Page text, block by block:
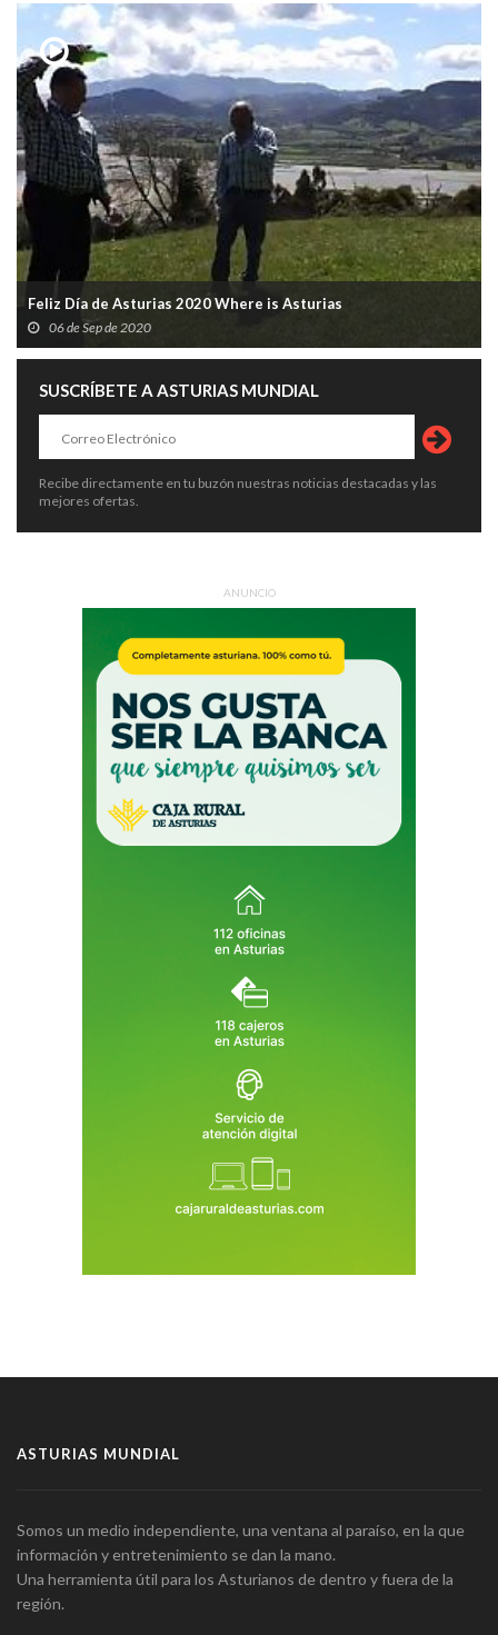
Feliz Día de Asturias 2020 Where is Asturias
06 de Sep de 2020
SUSCRÍBETE A ASTURIAS MUNDIAL
Recibe directamente en tu buzón nuestras noticias destacadas y las
mejores ofertas.
ANUNCIO
ASTURIAS MUNDIAL
Somos un medio independiente, una ventana al paraíso, en la que
información y entretenimiento se dan la mano.
Una herramienta útil para los Asturianos de dentro y fuera de la
región.